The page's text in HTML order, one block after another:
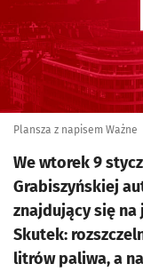
Plansza z napisem Ważne
We wtorek 9
Grabiszyńskiej
znajdujący się
Skutek:
litrów paliwa, a